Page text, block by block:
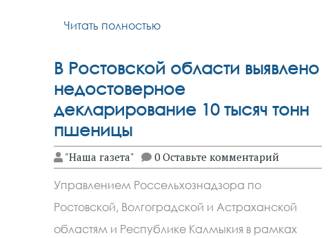
Читать полностью
В Ростовской области выявлено
недостоверное
декларирование 10 тысяч тонн
пшеницы
"Наша газета" 0 Оставьте комментарий
Управлением Россельхознадзора по
Ростовской, Волгоградской и Астраханской
областям и Республике Калмыкия в рамках